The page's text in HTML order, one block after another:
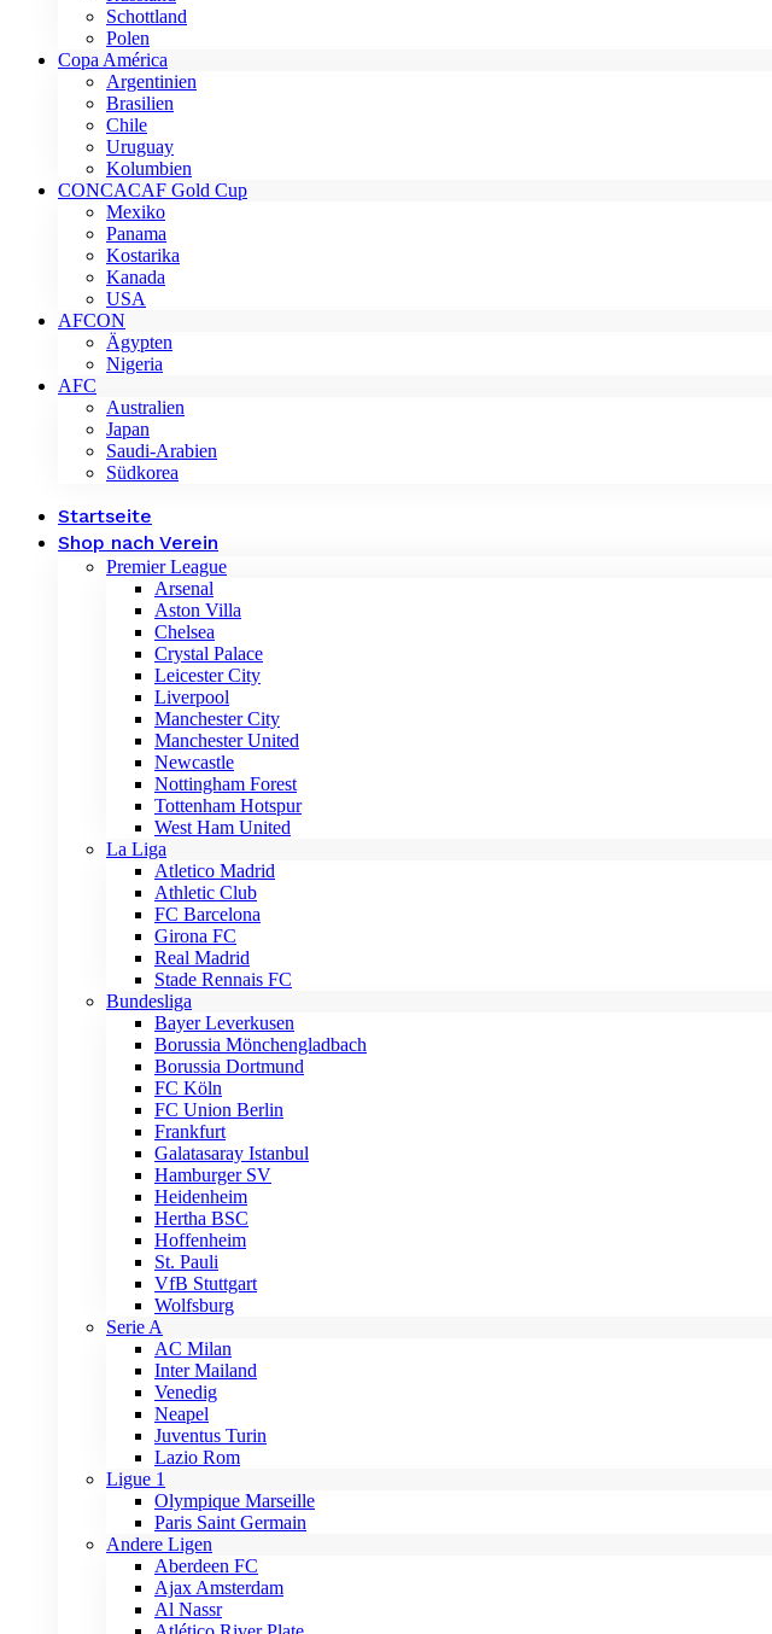
Schottland
Polen
Copa América
Argentinien
Brasilien
Chile
Uruguay
Kolumbien
CONCACAF Gold Cup
Mexiko
Panama
Kostarika
Kanada
USA
AFCON
Ägypten
Nigeria
AFC
Australien
Japan
Saudi-Arabien
Südkorea
Startseite
Shop nach Verein
Premier League
Arsenal
Aston Villa
Chelsea
Crystal Palace
Leicester City
Liverpool
Manchester City
Manchester United
Newcastle
Nottingham Forest
Tottenham Hotspur
West Ham United
La Liga
Atletico Madrid
Athletic Club
FC Barcelona
Girona FC
Real Madrid
Stade Rennais FC
Bundesliga
Bayer Leverkusen
Borussia Mönchengladbach
Borussia Dortmund
FC Köln
FC Union Berlin
Frankfurt
Galatasaray Istanbul
Hamburger SV
Heidenheim
Hertha BSC
Hoffenheim
St. Pauli
VfB Stuttgart
Wolfsburg
Serie A
AC Milan
Inter Mailand
Venedig
Neapel
Juventus Turin
Lazio Rom
Ligue 1
Olympique Marseille
Paris Saint Germain
Andere Ligen
Aberdeen FC
Ajax Amsterdam
Al Nassr